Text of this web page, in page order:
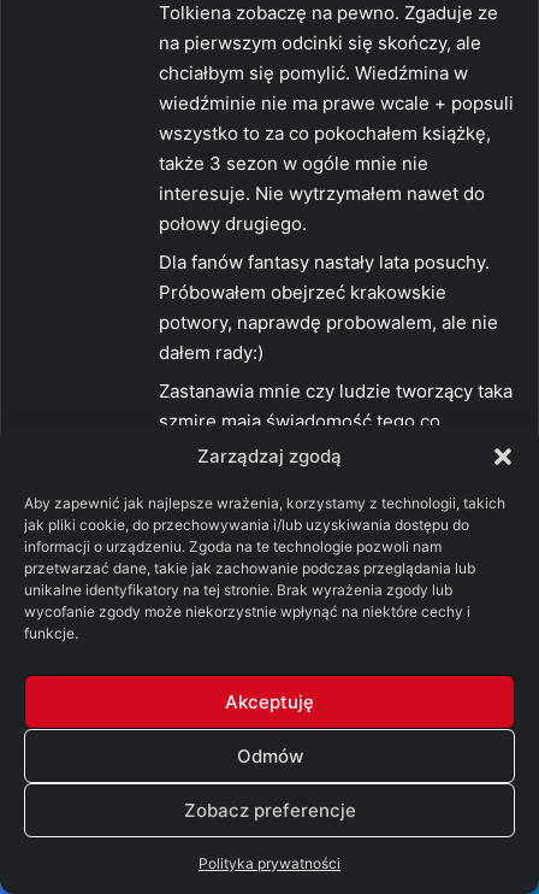
Zarządzaj zgodą
Aby zapewnić jak najlepsze wrażenia, korzystamy z technologii, takich
jak pliki cookie, do przechowywania i/lub uzyskiwania dostępu do
informacji o urządzeniu. Zgoda na te technologie pozwoli nam
przetwarzać dane, takie jak zachowanie podczas przeglądania lub
unikalne identyfikatory na tej stronie. Brak wyrażenia zgody lub
wycofanie zgody może niekorzystnie wpłynąć na niektóre cechy i
funkcje.
Akceptuję
Odmów
Zobacz preferencje
Polityka prywatności
e
:
Tolkiena zobaczę na pewno. Zgaduje ze
na pierwszym odcinki się skończy, ale
chciałbym się pomylić. Wiedźmina w
wiedźminie nie ma prawe wcale + popsuli
wszystko to za co pokochałem książkę,
także 3 sezon w ogóle mnie nie
interesuje. Nie wytrzymałem nawet do
połowy drugiego.
Dla fanów fantasy nastały lata posuchy.
Próbowałem obejrzeć krakowskie
potwory, naprawdę probowalem, ale nie
dałem rady:)
Zastanawia mnie czy ludzie tworzący taka
szmirę maja świadomość tego co
wyczyniają i po prostu biora pieniądze za
wręcz przeciwnie? Maja się za artystow?
Zatem może Rod smoka? Bo nie widzę nic
innego na horyzoncie. Całe szczęście ze
są jeszcze książki i anime:)
Odpowiedz
Robert Snow
i
s
z
15/05/2022 o 22:08
„Zastanawia mnie czy ludzie tworzący